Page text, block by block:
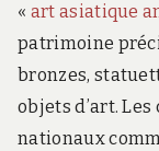
« art asiatique
patrimoine
bronzes,
objets d’art.
nationaux